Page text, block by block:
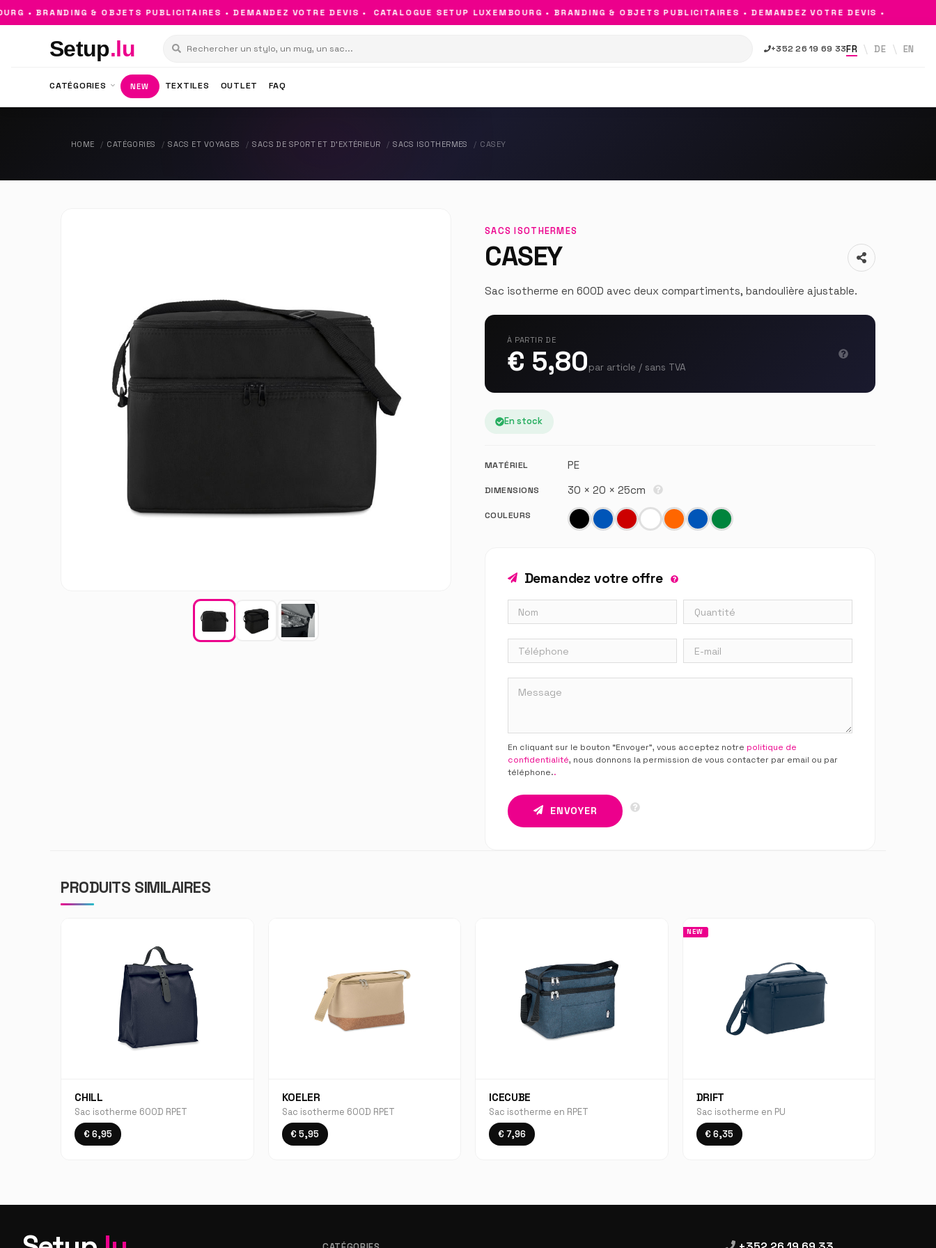
• BRANDING & OBJETS PUBLICITAIRES • DEMANDEZ VOTRE DEVIS • CATALOGUE SETUP LUXEMBOURG • BRANDING & OBJETS PUBLICITAIRES • DEMANDEZ VOTRE DEVIS •
Setup.lu +352 26 19 69 33FR DE EN
CATÉGORIES NEW TEXTILES OUTLET FAQ
HOME CATÉGORIES SACS ET VOYAGES SACS DE SPORT ET D'EXTÉRIEUR SACS ISOTHERMES CASEY
SACS ISOTHERMES
CASEY
Sac isotherme en 600D avec deux compartiments, bandoulière ajustable.
À PARTIR DE
€ 5,80par article / sans TVA
En stock
MATÉRIEL PE
DIMENSIONS 30 × 20 × 25cm
COULEURS
Demandez votre offre
En cliquant sur le bouton “Envoyer”, vous acceptez notre politique de
confidentialité, nous donnons la permission de vous contacter par email ou par
téléphone..
ENVOYER
PRODUITS SIMILAIRES
CHILL
Sac isotherme 600D RPET
€ 6,95
KOELER
Sac isotherme 600D RPET
€ 5,95
ICECUBE
Sac isotherme en RPET
€ 7,96
NEW
DRIFT
Sac isotherme en PU
€ 6,35